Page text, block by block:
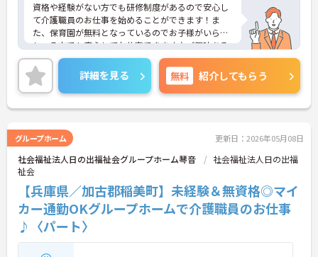
資格や経験がない方でも研修制度があるので安心し
て介護職員のお仕事を始めることができます！ま
た、保育園が無料となっているのでお子様がいらっ
しゃる方でも安心してお仕事できます♪ご興味ある
方は面接ポイントをお伝えしますので、お気軽にお
問い合わせください♪
詳細を見る 無料 紹介してもらう
グループホーム 更新日：2026年05月08日
社会福祉法人日の出福祉会グループホーム琴音
社会福祉法人日の出福
祉会
【兵庫県／加古郡稲美町】未経験＆無資格◎マイ
カー通勤OKグループホームで介護職員のお仕事
♪〈パート〉